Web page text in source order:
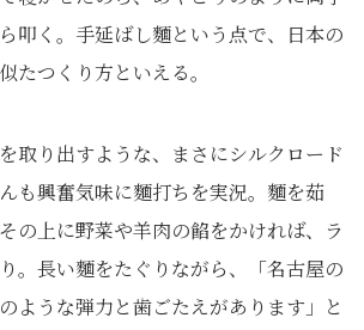
叩く。手延ばし麵という点で、日本の
たつくり方といえる。
取り出すような、まさにシルクロード
も興奮気味に麵打ちを実況。麵を茹
の上に野菜や羊肉の餡をかければ、ラ
。長い麵をたぐりながら、「名古屋の
ような弾力と歯ごたえがあります」と